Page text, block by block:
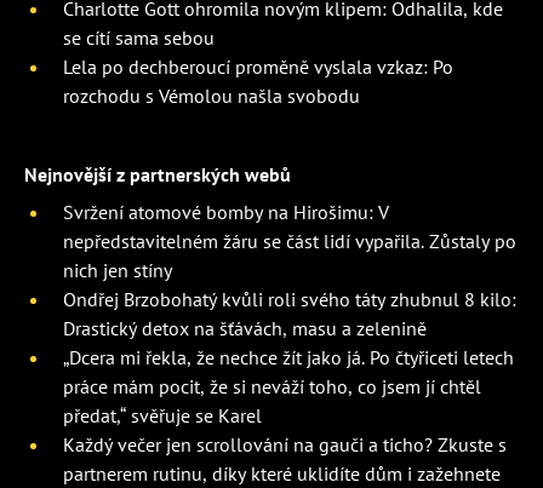
Charlotte Gott ohromila novým klipem: Odhalila, kde
se cítí sama sebou
Lela po dechberoucí proměně vyslala vzkaz: Po
rozchodu s Vémolou našla svobodu
Nejnovější z partnerských webů
Svržení atomové bomby na Hirošimu: V
nepředstavitelném žáru se část lidí vypařila. Zůstaly po
nich jen stíny
Ondřej Brzobohatý kvůli roli svého táty zhubnul 8 kilo:
Drastický detox na šťávách, masu a zelenině
„Dcera mi řekla, že nechce žít jako já. Po čtyřiceti letech
práce mám pocit, že si neváží toho, co jsem jí chtěl
předat,“ svěřuje se Karel
Každý večer jen scrollování na gauči a ticho? Zkuste s
partnerem rutinu, díky které uklidíte dům i zažehnete